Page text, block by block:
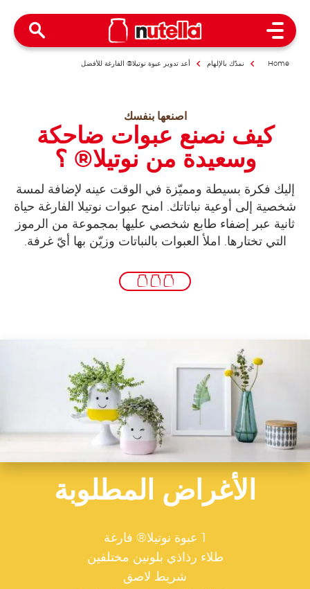
Open Menu
Home نمدّك بالإلهام أعد تدوير عبوة نوتيلا® الفارغة للأفضل
اصنعها بنفسك
كيف نصنع عبوات ضاحكة
وسعيدة من نوتيلا® ؟
إليك فكرة بسيطة ومميّزة في الوقت عينه لإضافة لمسة
شخصية إلى أوعية نباتاتك. امنح عبوات نوتيلا الفارغة حياة
ثانية عبر إضفاء طابع شخصي عليها بمجموعة من الرموز
التي تختارها. املأ العبوات بالنباتات وزيّن بها أيّ غرفة.
الأغراض المطلوبة
طلاء رذاذي بلونين مختلفين
شريط لاصق